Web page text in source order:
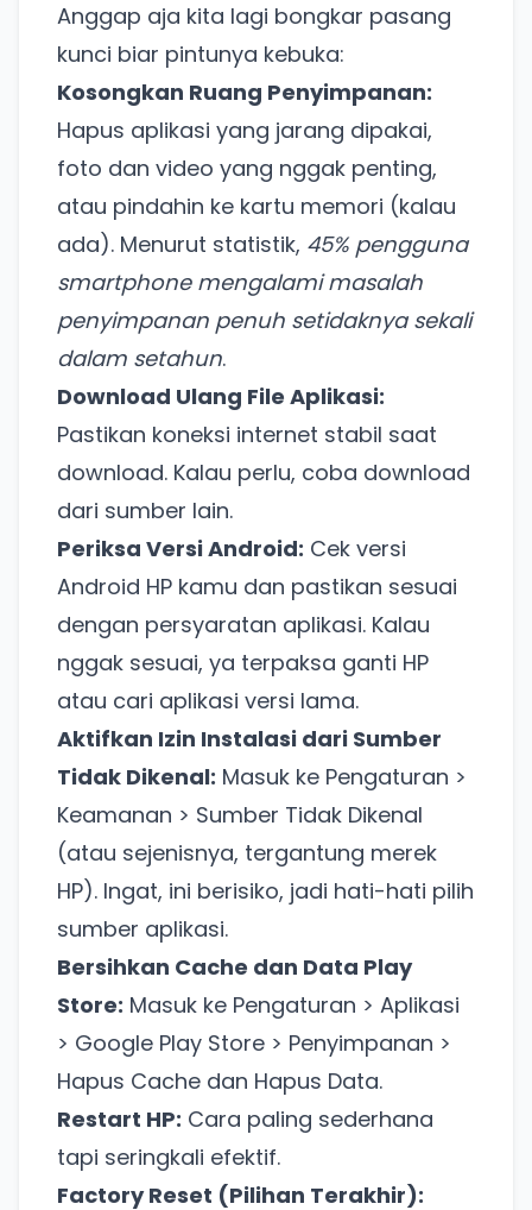
Anggap aja kita lagi bongkar pasang
kunci biar pintunya kebuka:
Kosongkan Ruang Penyimpanan:
Hapus aplikasi yang jarang dipakai,
foto dan video yang nggak penting,
atau pindahin ke kartu memori (kalau
ada). Menurut statistik, 45% pengguna
smartphone mengalami masalah
penyimpanan penuh setidaknya sekali
dalam setahun.
Download Ulang File Aplikasi:
Pastikan koneksi internet stabil saat
download. Kalau perlu, coba download
dari sumber lain.
Periksa Versi Android: Cek versi
Android HP kamu dan pastikan sesuai
dengan persyaratan aplikasi. Kalau
nggak sesuai, ya terpaksa ganti HP
atau cari aplikasi versi lama.
Aktifkan Izin Instalasi dari Sumber
Tidak Dikenal: Masuk ke Pengaturan >
Keamanan > Sumber Tidak Dikenal
(atau sejenisnya, tergantung merek
HP). Ingat, ini berisiko, jadi hati-hati pilih
sumber aplikasi.
Bersihkan Cache dan Data Play
Store: Masuk ke Pengaturan > Aplikasi
> Google Play Store > Penyimpanan >
Hapus Cache dan Hapus Data.
Restart HP: Cara paling sederhana
tapi seringkali efektif.
Factory Reset (Pilihan Terakhir):